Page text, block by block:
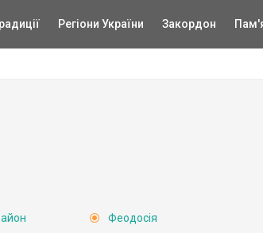
Регіони України Закордон
Феодосія